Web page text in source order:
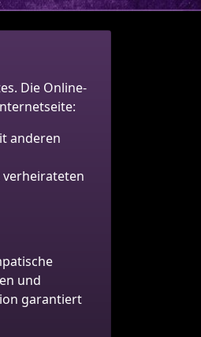
Die Online-
anderen
und
garantiert